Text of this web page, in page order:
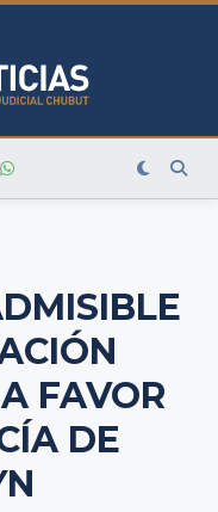
FAVOR
DE